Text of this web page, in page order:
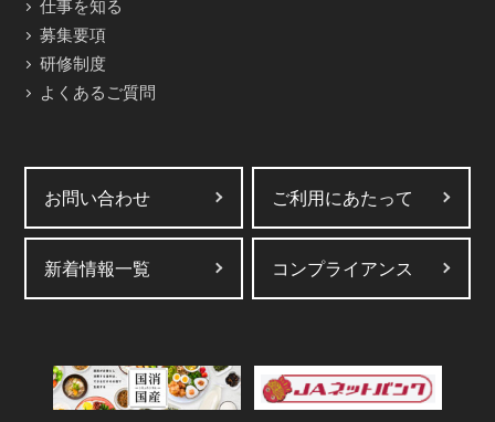
仕事を知る
募集要項
研修制度
よくあるご質問
お問い合わせ ご利用にあたって
新着情報一覧 コンプライアンス